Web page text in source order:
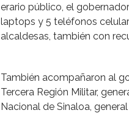
erario público, el
laptops y 5 teléfonos
alcaldesas, también con
También acompañaron al
Tercera Región Militar,
Nacional de Sinaloa,